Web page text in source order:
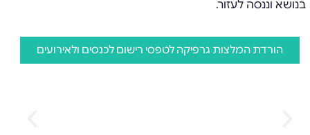
בנושא וננסה לעזור.
הורדת המלצות גרפיקה לטפסי רישום לכנסים ולאירועים